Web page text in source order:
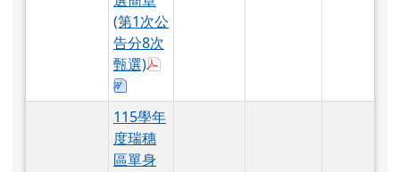
115學年
度瑞穗
區單身
教職員
集中宿
舍辦理
入住公
告